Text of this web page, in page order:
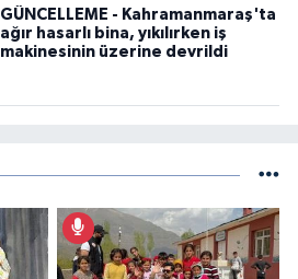
GÜNCELLEME - Kahramanmaraş'ta
ağır hasarlı bina, yıkılırken iş
makinesinin üzerine devrildi